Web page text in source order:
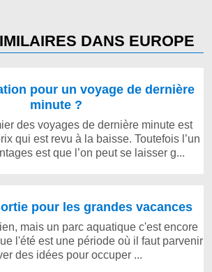
DANS EUROPE
pour un voyage de dernière
minute ?
des voyages de dernière minute est
qui est revu à la baisse. Toutefois l’un
est que l’on peut se laisser g...
pour les grandes vacances
mais un parc aquatique c'est encore
l'été est une période où il faut parvenir
des idées pour occuper ...